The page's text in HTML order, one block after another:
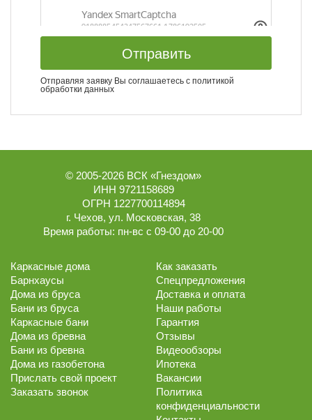
Отправить
Отправляя заявку Вы соглашаетесь с политикой
обработки данных
© 2005-2026 ВСК «Гнездом»
ИНН 9721158689
ОГРН 1227700114894
г. Чехов, ул. Московская, 38
Время работы: пн-вс с 09-00 до 20-00
Каркасные дома
Барнхаусы
Дома из бруса
Бани из бруса
Каркасные бани
Дома из бревна
Бани из бревна
Дома из газобетона
Прислать свой проект
Заказать звонок
Как заказать
Спецпредложения
Доставка и оплата
Наши работы
Гарантия
Отзывы
Видеообзоры
Ипотека
Вакансии
Политика
конфиденциальности